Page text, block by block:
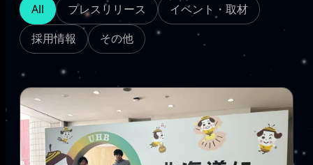
All プレスリリース
イベント・取材
採用情報
その他